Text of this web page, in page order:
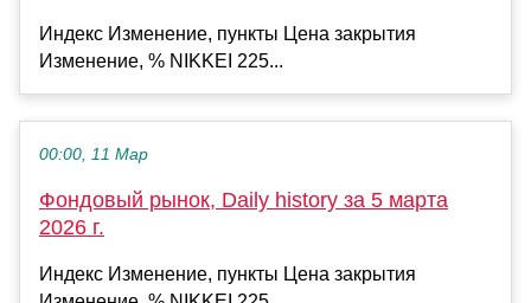
Индекс Изменение, пункты Цена закрытия
Изменение, % NIKKEI 225...
00:00, 11 Мар
Фондовый рынок, Daily history за 5 марта
2026 г.
Индекс Изменение, пункты Цена закрытия